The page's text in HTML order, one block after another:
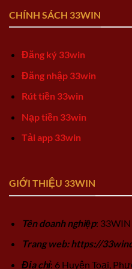
CHÍNH SÁCH 33WIN
Đăng ký 33win
Đăng nhập 33win
Rút tiền 33win
Nạp tiền 33win
Tải app 33win
GIỚI THIỆU 33WIN
Tên doanh nghiệp: 33WIN
Trang web: https://
Địa chỉ: 6 Huyện Toại,